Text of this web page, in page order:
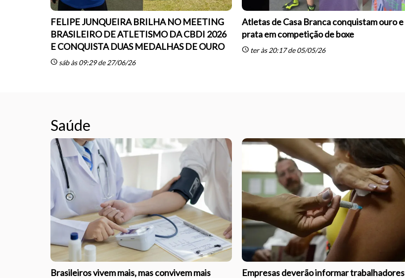
FELIPE JUNQUEIRA BRILHA NO MEETING
BRASILEIRO DE ATLETISMO DA CBDI 2026
E CONQUISTA DUAS MEDALHAS DE OURO
schedule sáb às 09:29 de 27/06/26
Atletas de Casa Branca conquistam ouro e
prata em competição de boxe
scheduleter às 20:17 de 05/05/26
Saúde
Brasileiros vivem mais, mas convivem mais Empresas deverão informar trabalhadores